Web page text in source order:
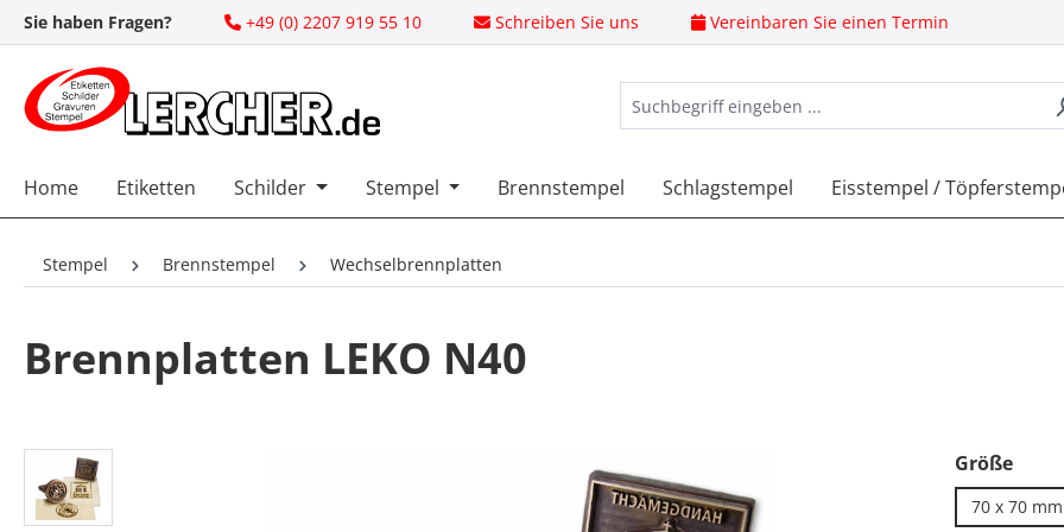
Hauptinhalt springen
Zur Suche springen
Zur Hauptnavigation springen
Sie haben Fragen? +49 (0) 2207 919 55 10 Schreiben Sie uns Vereinbaren Sie einen Termin
Home Etiketten Schilder Stempel Brennstempel Schlagstempel Eisstempel /
Stempel Brennstempel Wechselbrennplatten
Brennplatten LEKO N40
Bildergalerie überspringen Größe
70 x 70 mm